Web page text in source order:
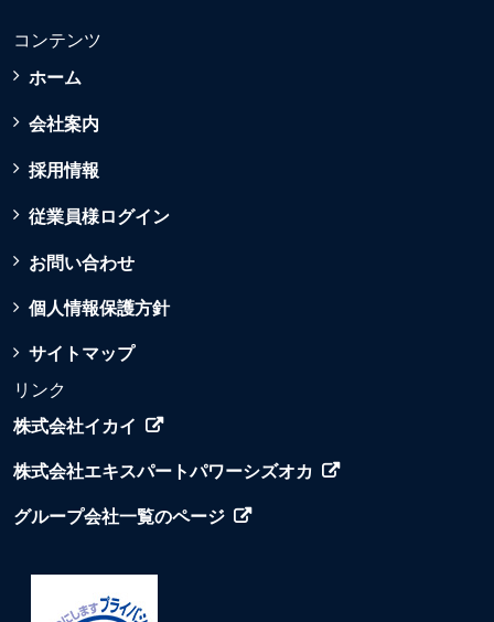
コンテンツ
ホーム
会社案内
採用情報
従業員様ログイン
お問い合わせ
個人情報保護方針
サイトマップ
リンク
株式会社イカイ
株式会社エキスパートパワーシズオカ
グループ会社一覧のページ